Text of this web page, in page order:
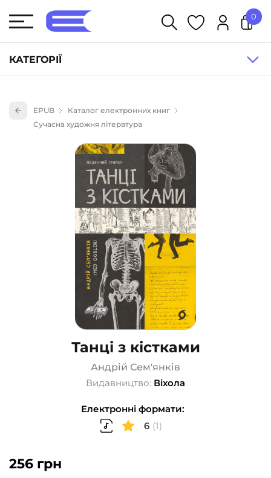
КАТЕГОРІЇ
Книги для дітей (836)
Науково-популярна література (1015)
Навчальна література та посібники (527)
Енциклопедії, довідники, словники (55)
Подарункові сертифікати (1)
0
EPUB
Каталог електронних книг
Сучасна художня література
Танці з кістками
Андрій Сем'янків
Видавництво: Віхола
Електронні формати:
6 (1)
256 грн